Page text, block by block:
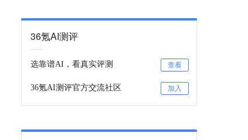
36氪AI测评
选靠谱AI，看真实评测 查看
36氪AI测评官方交流社区 加入